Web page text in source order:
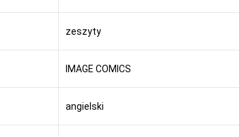
zeszyty
IMAGE COMICS
angielski